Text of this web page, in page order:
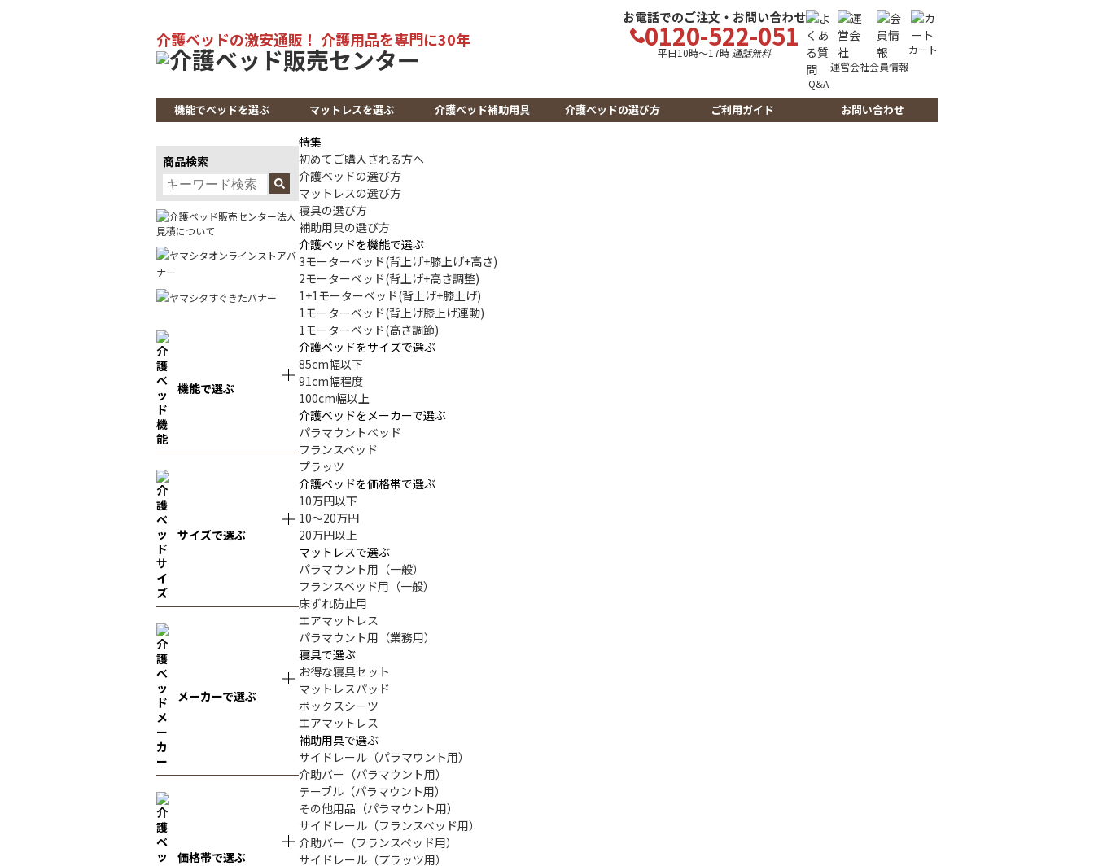
介護ベッドの激安通販！ 介護用品を専門に30年
お電話でのご注文・お問い合わせ
0120-522-051
平日10時～17時 通話無料
Q&A
運営会社会員情報
カート
機能でベッドを選ぶ マットレスを選ぶ 介護ベッド補助用具 介護ベッドの選び方 ご利用ガイド お問い合わせ
商品検索
機能で選ぶ
サイズで選ぶ
メーカーで選ぶ
価格帯で選ぶ
特集
初めてご購入される方へ
介護ベッドの選び方
マットレスの選び方
寝具の選び方
補助用具の選び方
介護ベッドを機能で選ぶ
3モーターベッド(背上げ+膝上げ+高さ)
2モーターベッド(背上げ+高さ調整)
1+1モーターベッド(背上げ+膝上げ)
1モーターベッド(背上げ膝上げ連動)
1モーターベッド(高さ調節)
介護ベッドをサイズで選ぶ
85cm幅以下
91cm幅程度
100cm幅以上
介護ベッドをメーカーで選ぶ
パラマウントベッド
フランスベッド
プラッツ
介護ベッドを価格帯で選ぶ
10万円以下
10～20万円
20万円以上
マットレスで選ぶ
パラマウント用（一般）
フランスベッド用（一般）
床ずれ防止用
エアマットレス
パラマウント用（業務用）
寝具で選ぶ
お得な寝具セット
マットレスパッド
ボックスシーツ
エアマットレス
補助用具で選ぶ
サイドレール（パラマウント用）
介助バー（パラマウント用）
テーブル（パラマウント用）
その他用品（パラマウント用）
サイドレール（フランスベッド用）
介助バー（フランスベッド用）
サイドレール（プラッツ用）